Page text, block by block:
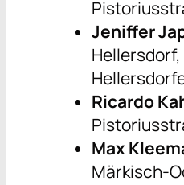
Jeniffer
Hellersdorf,
Ricardo
Max
Märkisch-